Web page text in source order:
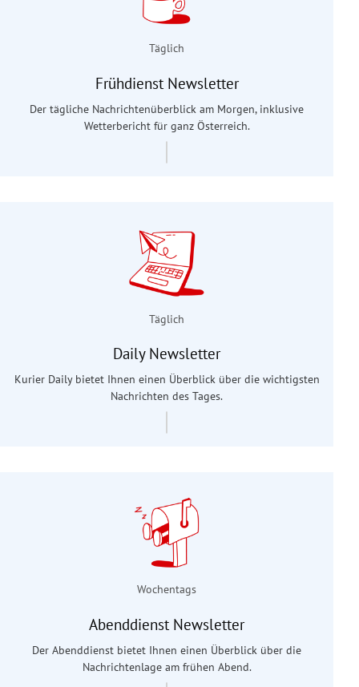
Täglich
Frühdienst Newsletter
Der tägliche Nachrichtenüberblick am Morgen, inklusive
Wetterbericht für ganz Österreich.
Täglich
Daily Newsletter
Kurier Daily bietet Ihnen einen Überblick über die wichtigsten
Nachrichten des Tages.
Wochentags
Abenddienst Newsletter
Der Abenddienst bietet Ihnen einen Überblick über die
Nachrichtenlage am frühen Abend.